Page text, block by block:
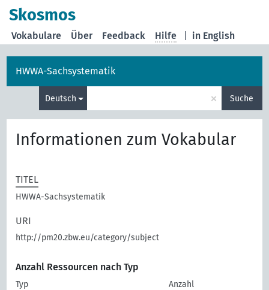
Skosmos
in English
Vokabulare Über Feedback Hilfe
HWWA-Sachsystematik
Deutsch × Suche
Informationen zum Vokabular
TITEL
HWWA-Sachsystematik
URI
http://pm20.zbw.eu/category/subject
Anzahl Ressourcen nach Typ
Typ
Anzahl